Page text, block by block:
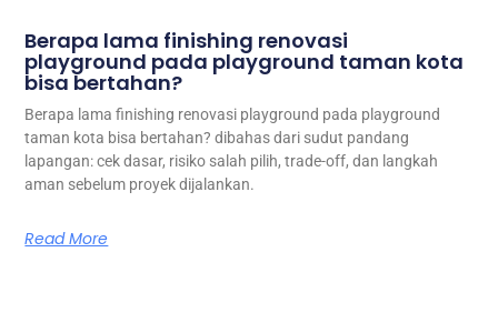
Berapa lama finishing renovasi
playground pada playground taman kota
bisa bertahan?
Berapa lama finishing renovasi playground pada playground
taman kota bisa bertahan? dibahas dari sudut pandang
lapangan: cek dasar, risiko salah pilih, trade-off, dan langkah
aman sebelum proyek dijalankan.
Read More